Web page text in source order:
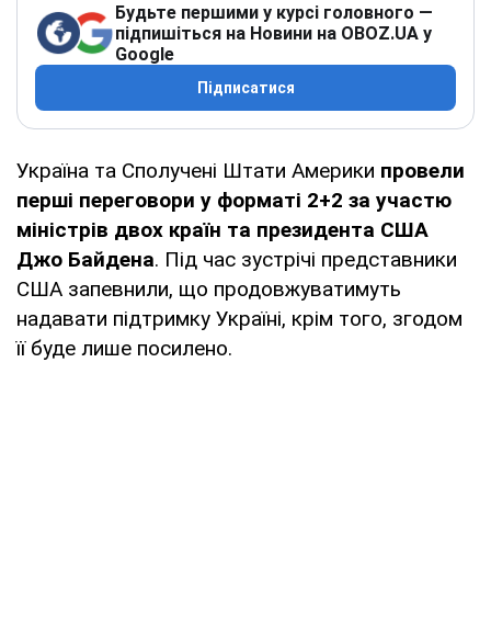
Будьте першими у курсі головного —
підпишіться на Новини на OBOZ.UA у
Google
Підписатися
Україна та Сполучені Штати Америки провели
перші переговори у форматі 2+2 за участю
міністрів двох країн та президента США
Джо Байдена. Під час зустрічі представники
США запевнили, що продовжуватимуть
надавати підтримку Україні, крім того, згодом
її буде лише посилено.